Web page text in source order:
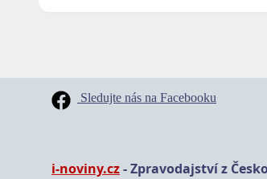
Sledujte nás na Facebooku
i-noviny.cz- Zpravodajství z